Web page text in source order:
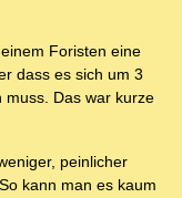
Foristen eine
dass es sich um 3
muss. Das war kurze
peinlicher
kann man es kaum